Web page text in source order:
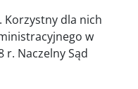
Korzystny dla nich
w
r. Naczelny Sąd